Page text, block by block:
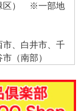
区） ※一部地
、白井市、千
（南部）